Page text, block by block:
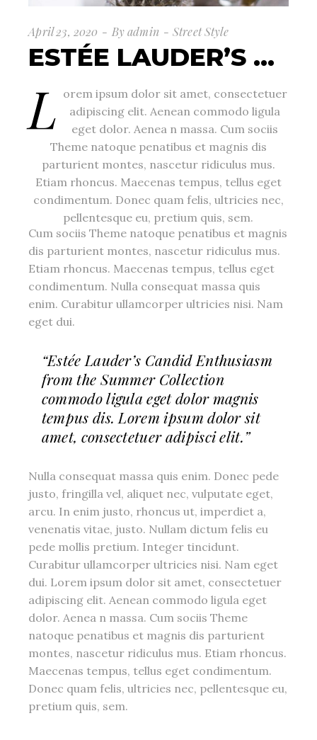
April 23, 2020 Byadmin Street Style
ESTÉE LAUDER’S …
L orem ipsum dolor sit amet, consectetuer
adipiscing elit. Aenean commodo ligula
eget dolor. Aenea n massa. Cum sociis
Theme natoque penatibus et magnis dis
parturient montes, nascetur ridiculus mus.
Etiam rhoncus. Maecenas tempus, tellus eget
condimentum. Donec quam felis, ultricies nec,
pellentesque eu, pretium quis, sem.
Cum sociis Theme natoque penatibus et magnis
dis parturient montes, nascetur ridiculus mus.
Etiam rhoncus. Maecenas tempus, tellus eget
condimentum. Nulla consequat massa quis
enim. Curabitur ullamcorper ultricies nisi. Nam
eget dui.
“Estée Lauder’s Candid Enthusiasm
from the Summer Collection
commodo ligula eget dolor magnis
tempus dis. Lorem ipsum dolor sit
amet, consectetuer adipisci elit.”
Nulla consequat massa quis enim. Donec pede
justo, fringilla vel, aliquet nec, vulputate eget,
arcu. In enim justo, rhoncus ut, imperdiet a,
venenatis vitae, justo. Nullam dictum felis eu
pede mollis pretium. Integer tincidunt.
Curabitur ullamcorper ultricies nisi. Nam eget
dui. Lorem ipsum dolor sit amet, consectetuer
adipiscing elit. Aenean commodo ligula eget
dolor. Aenea n massa. Cum sociis Theme
natoque penatibus et magnis dis parturient
montes, nascetur ridiculus mus. Etiam rhoncus.
Maecenas tempus, tellus eget condimentum.
Donec quam felis, ultricies nec, pellentesque eu,
pretium quis, sem.